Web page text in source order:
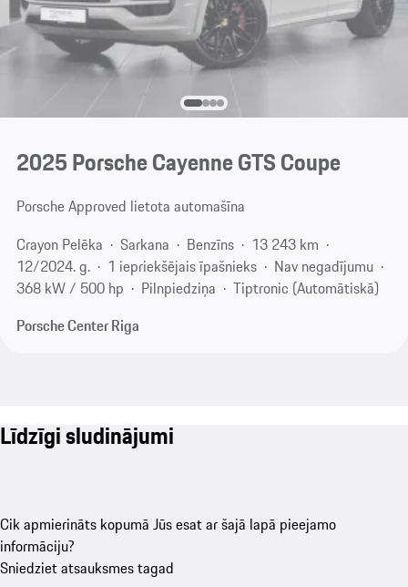
2025 Porsche Cayenne GTS Coupe
Porsche Approved lietota automašīna
Crayon Pelēka
Sarkana Benzīns
13 243 km
12/2024. g.
1 iepriekšējais īpašnieks
Nav negadījumu
368 kW / 500 hp
Pilnpiedziņa
Tiptronic (Automātiskā)
Porsche Center Riga
Līdzīgi sludinājumi
Cik apmierināts kopumā Jūs esat ar šajā lapā pieejamo
informāciju?
Sniedziet atsauksmes tagad